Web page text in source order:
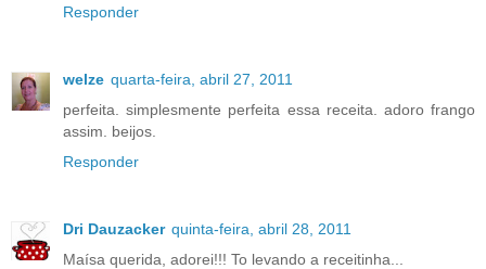
Responder
welze quarta-feira, abril 27, 2011
perfeita. simplesmente perfeita essa receita. adoro frango
assim. beijos.
Responder
Dri Dauzacker quinta-feira, abril 28, 2011
Maísa querida, adorei!!! To levando a receitinha...